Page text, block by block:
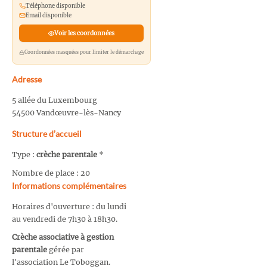
Téléphone disponible
Email disponible
Voir les coordonnées
Coordonnées masquées pour limiter le démarchage
Adresse
5 allée du Luxembourg
54500 Vandœuvre-lès-Nancy
Structure d’accueil
Type : crèche parentale *
Nombre de place : 20
Informations complémentaires
Horaires d'ouverture : du lundi
au vendredi de 7h30 à 18h30.
Crèche associative à gestion
parentale gérée par
l'association Le Toboggan.